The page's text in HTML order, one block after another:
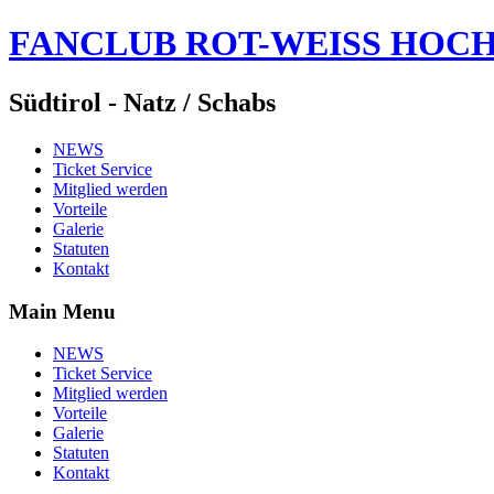
FANCLUB ROT-WEISS
Südtirol - Natz / Schabs
NEWS
Ticket Service
Mitglied werden
Vorteile
Galerie
Statuten
Kontakt
Main Menu
NEWS
Ticket Service
Mitglied werden
Vorteile
Galerie
Statuten
Kontakt